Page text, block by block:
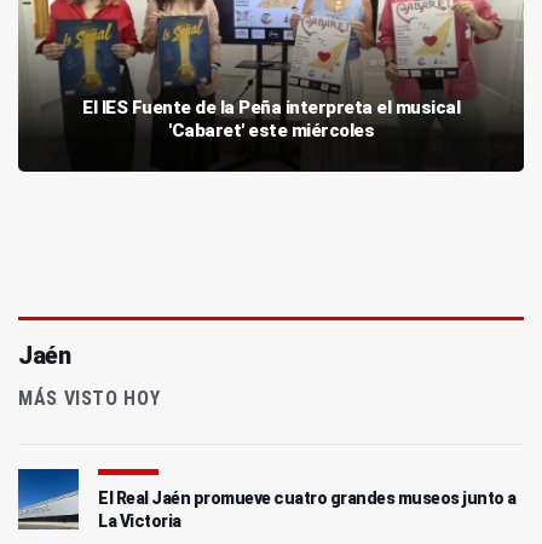
El IES Fuente de la Peña interpreta el musical
'Cabaret' este miércoles
Jaén
MÁS VISTO HOY
El Real Jaén promueve cuatro grandes museos junto a
La Victoria